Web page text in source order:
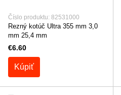
Číslo produktu: 82531000
Rezný kotúč Ultra 355 mm 3,0
mm 25,4 mm
€6.60
Kúpiť